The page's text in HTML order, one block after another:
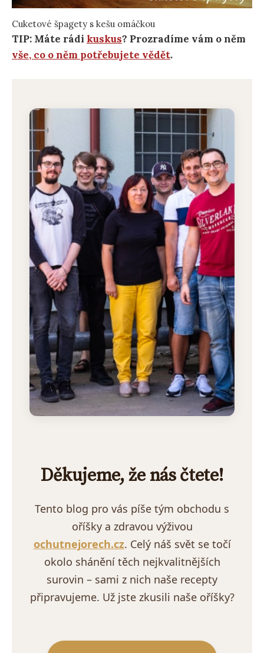
Cuketové špagety s kešu omáčkou
TIP: Máte rádi kuskus? Prozradíme vám o něm
vše, co o něm potřebujete vědět.
Děkujeme, že nás čtete!
Tento blog pro vás píše tým obchodu s
oříšky a zdravou výživou
ochutnejorech.cz. Celý náš svět se točí
okolo shánění těch nejkvalitnějších
surovin – sami z nich naše recepty
připravujeme. Už jste zkusili naše oříšky?